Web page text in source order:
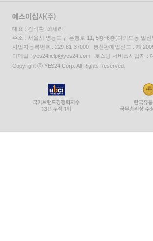
대표 : 김석환, 최세라
주소 : 서울시 영등포구 은행로 11, 5층~6층(여의도동,일신
사업자등록번호 : 229-81-37000 통신판매업신고 : 제
이메일 : yes24help@yes24.com 호스팅 서비스사업자 :
Copyright ⓒ YES24 Corp. All Rights Reserved.